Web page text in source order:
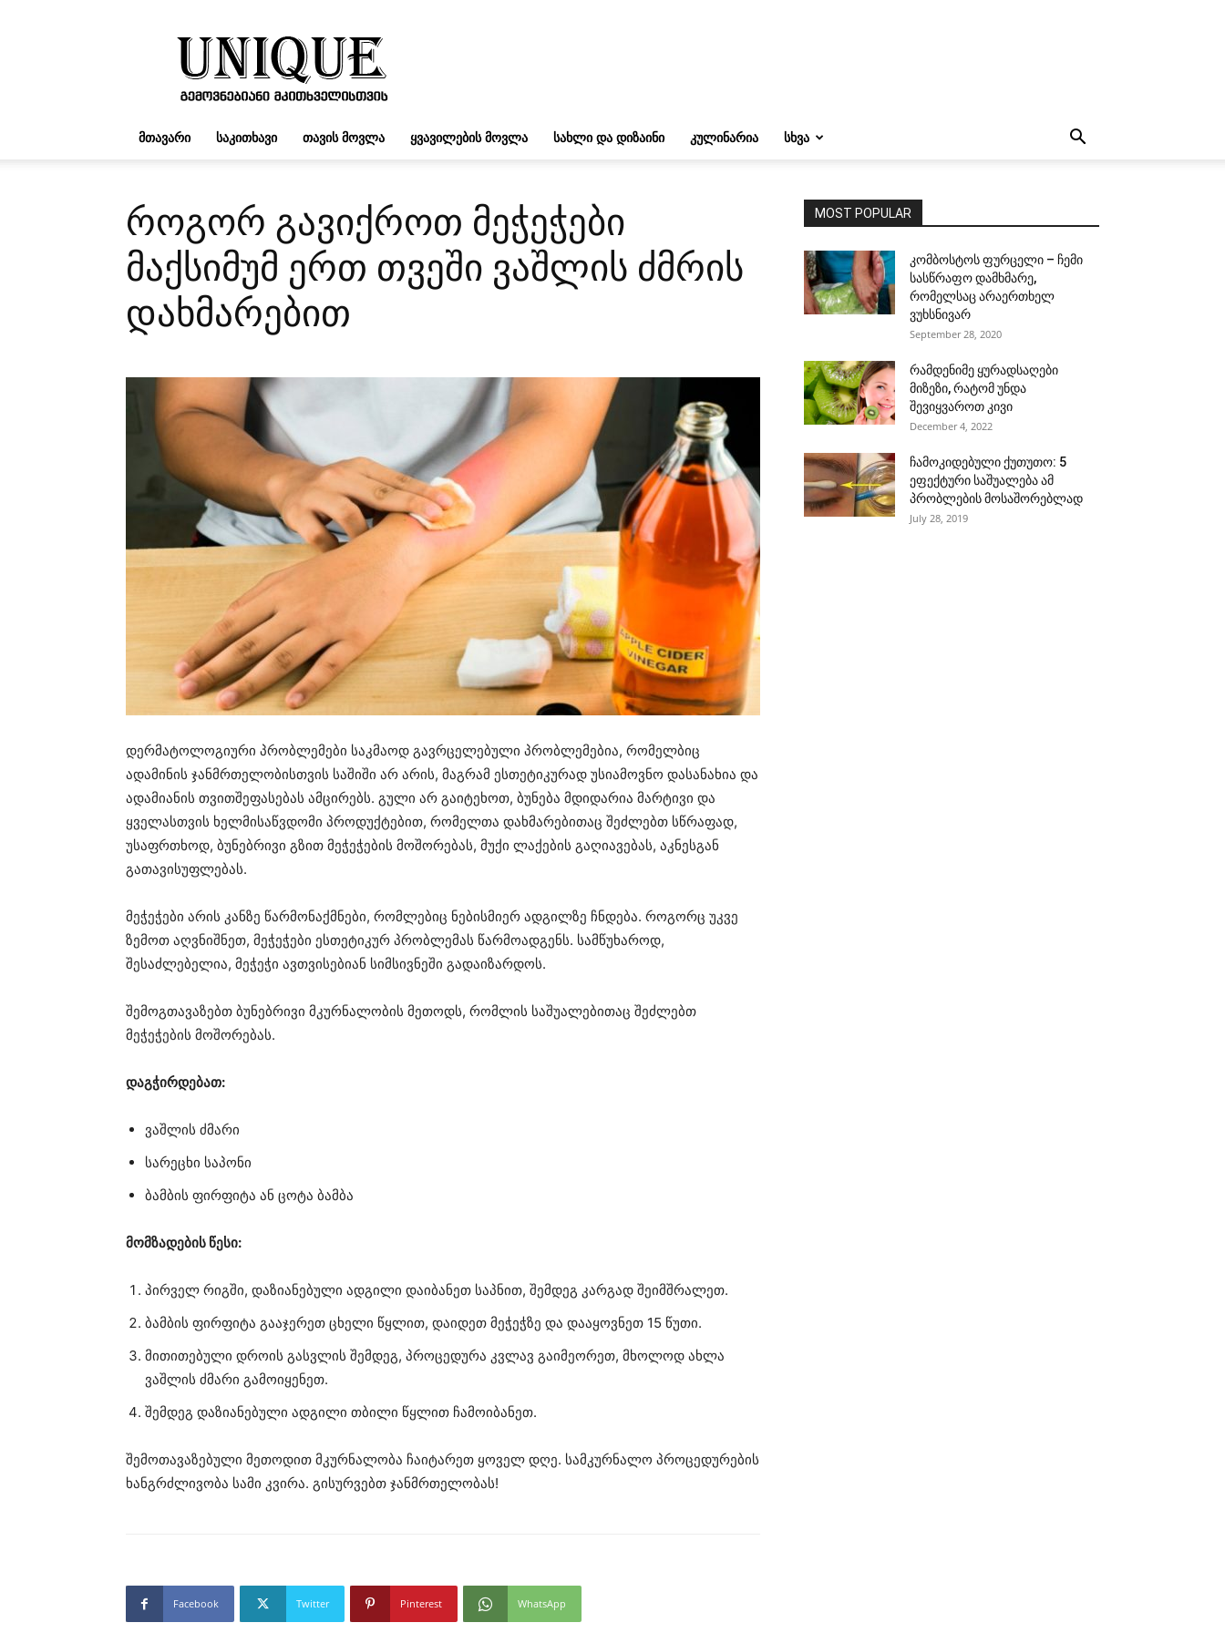
UNIQUE.GE
ᲛᲗᲐᲕᲐᲠᲘ ᲡᲐᲙᲘᲗᲮᲐᲕᲘ ᲗᲐᲕᲘᲡ ᲛᲝᲕᲚᲐ ᲧᲕᲐᲕᲘᲚᲔᲑᲘᲡ ᲛᲝᲕᲚᲐ ᲡᲐᲮᲚᲘ ᲓᲐ ᲓᲘᲖᲐᲘᲜᲘ ᲙᲣᲚᲘᲜᲐᲠᲘᲐ ᲡᲮᲕᲐ
როგორ გავიქროთ მეჭეჭები
მაქსიმუმ ერთ თვეში ვაშლის ძმრის
დახმარებით
დერმატოლოგიური პრობლემები საკმაოდ გავრცელებული პრობლემებია, რომელბიც
ადამინის ჯანმრთელობისთვის საშიში არ არის, მაგრამ ესთეტიკურად უსიამოვნო დასანახია და
ადამიანის თვითშეფასებას ამცირებს. გული არ გაიტეხოთ, ბუნება მდიდარია მარტივი და
ყველასთვის ხელმისაწვდომი პროდუქტებით, რომელთა დახმარებითაც შეძლებთ სწრაფად,
უსაფრთხოდ, ბუნებრივი გზით მეჭეჭების მოშორებას, მუქი ლაქების გაღიავებას, აკნესგან
გათავისუფლებას.
მეჭეჭები არის კანზე წარმონაქმნები, რომლებიც ნებისმიერ ადგილზე ჩნდება. როგორც უკვე
ზემოთ აღვნიშნეთ, მეჭეჭები ესთეტიკურ პრობლემას წარმოადგენს. სამწუხაროდ,
შესაძლებელია, მეჭეჭი ავთვისებიან სიმსივნეში გადაიზარდოს.
შემოგთავაზებთ ბუნებრივი მკურნალობის მეთოდს, რომლის საშუალებითაც შეძლებთ
მეჭეჭების მოშორებას.
დაგჭირდებათ:
ვაშლის ძმარი
სარეცხი საპონი
ბამბის ფირფიტა ან ცოტა ბამბა
მომზადების წესი:
პირველ რიგში, დაზიანებული ადგილი დაიბანეთ საპნით, შემდეგ კარგად შეიმშრალეთ.
ბამბის ფირფიტა გააჯერეთ ცხელი წყლით, დაიდეთ მეჭეჭზე და დააყოვნეთ 15 წუთი.
მითითებული დროის გასვლის შემდეგ, პროცედურა კვლავ გაიმეორეთ, მხოლოდ ახლა
ვაშლის ძმარი გამოიყენეთ.
შემდეგ დაზიანებული ადგილი თბილი წყლით ჩამოიბანეთ.
შემოთავაზებული მეთოდით მკურნალობა ჩაიტარეთ ყოველ დღე. სამკურნალო პროცედურების
ხანგრძლივობა სამი კვირა. გისურვებთ ჯანმრთელობას!
Facebook Twitter Pinterest WhatsApp
MOST POPULAR
კომბოსტოს ფურცელი – ჩემი
სასწრაფო დამხმარე,
რომელსაც არაერთხელ
ვუხსნივარ
September 28, 2020
რამდენიმე ყურადსაღები
მიზეზი, რატომ უნდა
შევიყვაროთ კივი
December 4, 2022
ჩამოკიდებული ქუთუთო: 5
ეფექტური საშუალება ამ
პრობლების მოსაშორებლად
July 28, 2019